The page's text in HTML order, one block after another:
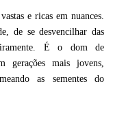
e ricas em nuances.
de se desvencilhar das
É o dom de
gerações mais jovens,
as sementes do